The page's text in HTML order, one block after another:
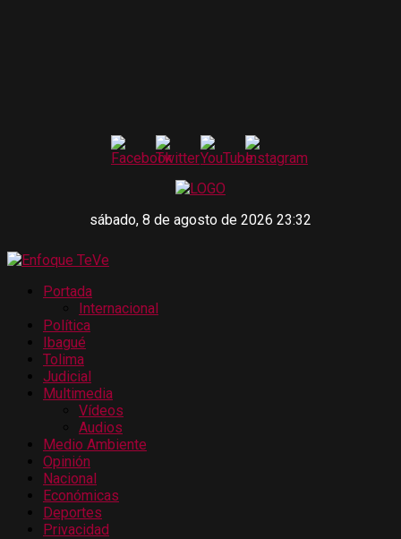
sábado, 8 de agosto de 2026 23:32
Portada
Internacional
Política
Ibagué
Tolima
Judicial
Multimedia
Vídeos
Audios
Medio Ambiente
Opinión
Nacional
Económicas
Deportes
Privacidad